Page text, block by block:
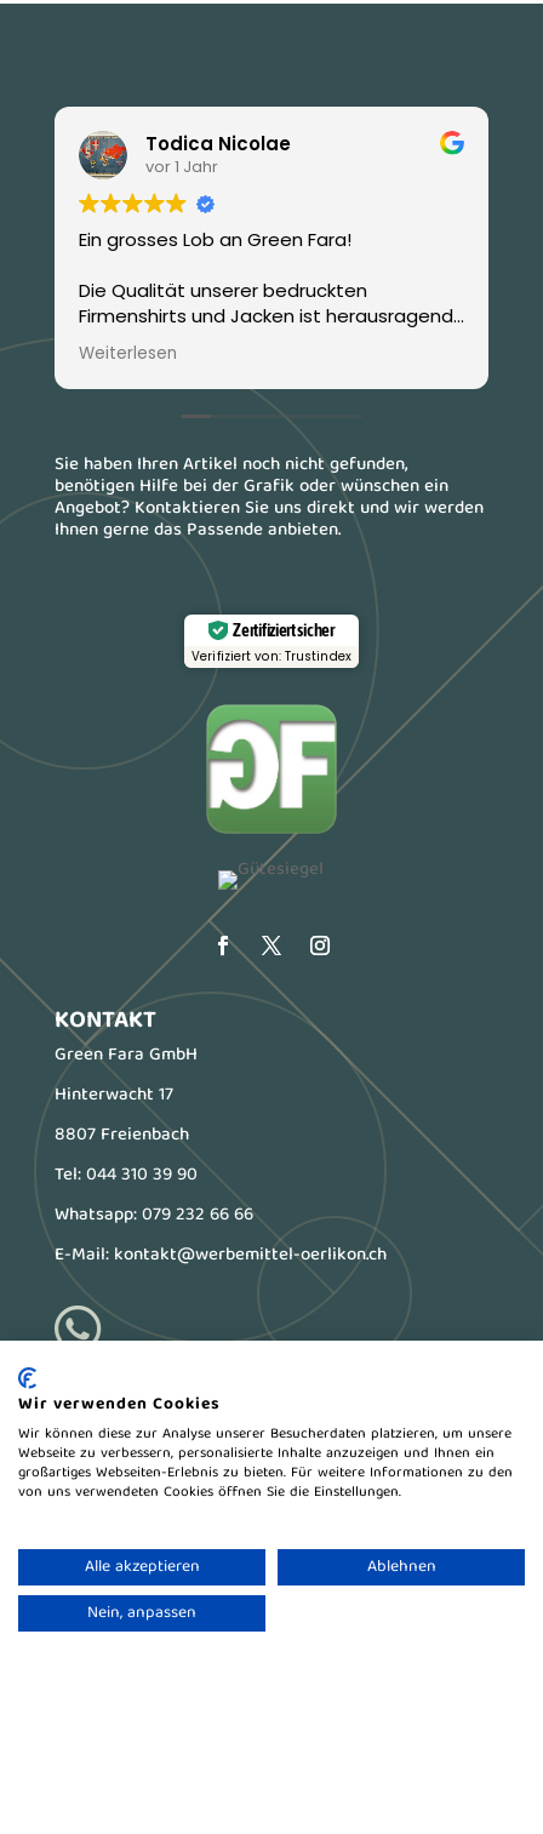
Todica Nicolae
vor 1 Jahr
Ein grosses Lob an Green Fara!
Die Qualität unserer bedruckten
Firmenshirts und Jacken ist herausragend.
Die Kommunikation verlief stets
reibungslos, das Preis-Leistungs-
Verhältnis ist top, und Frau Heusser war
immer freundlich und hilfsbereit. Wir
werden auch in Zukunft stets auf Ihre
Dienste zurückkommen.
Beste Grüsse
Todica Transporte
Weiterlesen
Sie haben Ihren Artikel noch nicht gefunden,
benötigen Hilfe bei der Grafik oder wünschen ein
Angebot? Kontaktieren Sie uns direkt und wir werden
Ihnen gerne das Passende anbieten.
Zertifiziert sicher
Verifiziert von: Trustindex
KONTAKT
Green Fara GmbH
Hinterwacht 17
8807 Freienbach
Tel:044 310 39 90
Whatsapp:079 232 66 66
E-Mail:kontakt@werbemittel-oerlikon.ch

Textildruck
Stickerei
Arbeitskleidung
Über uns
Referenzen
FAQ
Wir verwenden Cookies
Wir können diese zur Analyse unserer Besucherdaten platzieren, um unsere
Webseite zu verbessern, personalisierte Inhalte anzuzeigen und Ihnen ein
großartiges Webseiten-Erlebnis zu bieten. Für weitere Informationen zu den
von uns verwendeten Cookies öffnen Sie die Einstellungen.
Alle akzeptieren
Ablehnen
Nein, anpassen